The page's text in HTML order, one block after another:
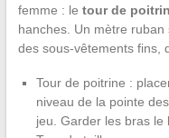
femme : le tour de
hanches. Un mètre
des sous-vêtements fins,
Tour de poitrine :
niveau de la pointe
jeu. Garder les bras le